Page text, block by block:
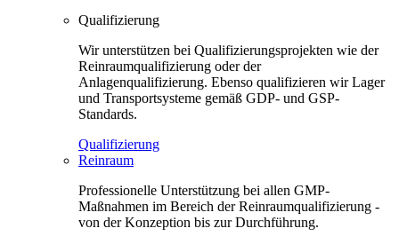
Qualifizierung
Wir unterstützen bei Qualifizierungsprojekten wie der
Reinraumqualifizierung oder der
Anlagenqualifizierung. Ebenso qualifizieren wir Lager
und Transportsysteme gemäß GDP- und GSP-
Standards.
Qualifizierung
Reinraum
Professionelle Unterstützung bei allen GMP-
Maßnahmen im Bereich der Reinraumqualifizierung -
von der Konzeption bis zur Durchführung.